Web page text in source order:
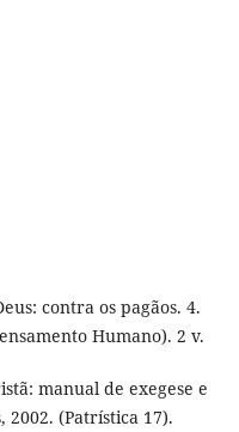
contra os pagãos. 4.
Humano). 2 v.
manual de exegese e
2002. (Patrística 17).